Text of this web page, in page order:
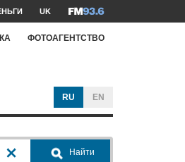
UK
ФОТОАГЕНТСТВО
RU EN
Найти